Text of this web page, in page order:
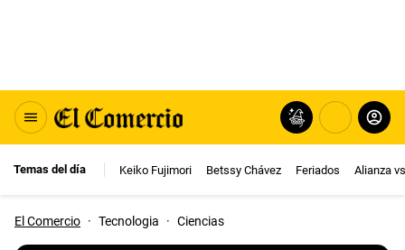
Temas del día Keiko Fujimori Betssy Chávez Feriados Alianza
El Comercio · Tecnologia · Ciencias